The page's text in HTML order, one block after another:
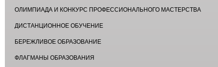
ОЛИМПИАДА И КОНКУРС ПРОФЕССИОНАЛЬНОГО МАСТЕРСТВА
ДИСТАНЦИОННОЕ ОБУЧЕНИЕ
БЕРЕЖЛИВОЕ ОБРАЗОВАНИЕ
ФЛАГМАНЫ ОБРАЗОВАНИЯ